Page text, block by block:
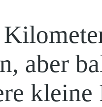
aber